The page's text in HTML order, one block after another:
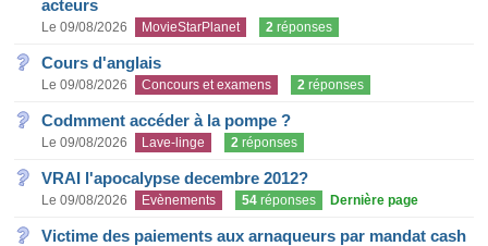
acteurs
Le 09/08/2026 MovieStarPlanet 2 réponses
Cours d'anglais
Le 09/08/2026 Concours et examens 2 réponses
Codmment accéder à la pompe ?
Le 09/08/2026 Lave-linge 2 réponses
VRAI l'apocalypse decembre 2012?
Le 09/08/2026 Evènements 54 réponses Dernière page
Victime des paiements aux arnaqueurs par mandat cash